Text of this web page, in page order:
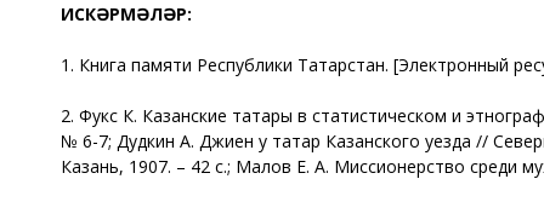
ИСКӘРМӘЛӘР:
1. Книга памяти Республики Татарстан. [Электронный
2. Фукс К. Казанские татары в статистическом и
№ 6-7; Дудкин А. Джиен у татар Казанского уезда //
Казань, 1907. – 42 с.; Малов Е. А. Миссионерство среди